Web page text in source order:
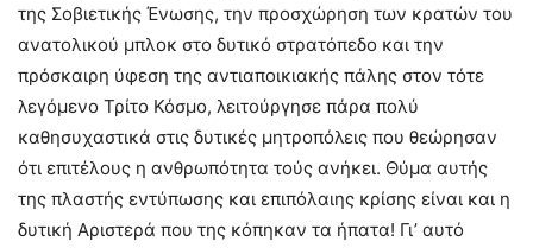
της Σοβιετικής Ένωσης, την προσχώρηση των κρατών του
ανατολικού μπλοκ στο δυτικό στρατόπεδο και την
πρόσκαιρη ύφεση της αντιαποικιακής πάλης στον τότε
λεγόμενο Τρίτο Κόσμο, λειτούργησε πάρα πολύ
καθησυχαστικά στις δυτικές μητροπόλεις που θεώρησαν
ότι επιτέλους η ανθρωπότητα τούς ανήκει. Θύμα αυτής
της πλαστής εντύπωσης και επιπόλαιης κρίσης είναι και η
δυτική Αριστερά που της κόπηκαν τα ήπατα! Γι’ αυτό